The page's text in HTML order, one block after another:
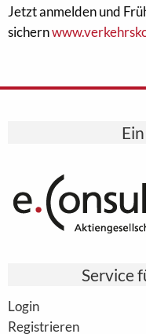
Jetzt anmelden und
sichern
Service
Login
Registrieren